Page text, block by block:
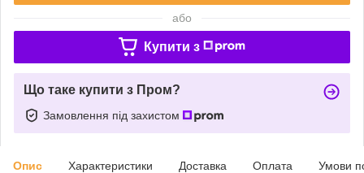
або
Купити з
Що таке купити з Пром?
Замовлення під захистом
Опис Характеристики Доставка Оплата Умови